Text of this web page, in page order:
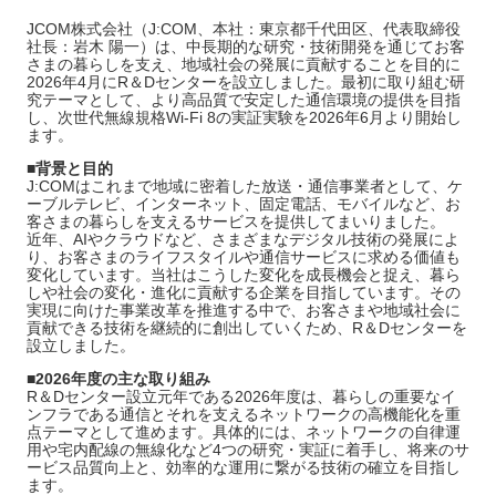
JCOM株式会社（J:COM、本社：東京都千代田区、代表取締役
社長：岩木 陽一）は、中長期的な研究・技術開発を通じてお客
さまの暮らしを支え、地域社会の発展に貢献することを目的に
2026年4月にR＆Dセンターを設立しました。最初に取り組む研
究テーマとして、より高品質で安定した通信環境の提供を目指
し、次世代無線規格Wi-Fi 8の実証実験を2026年6月より開始し
ます。
■背景と目的
J:COMはこれまで地域に密着した放送・通信事業者として、ケ
ーブルテレビ、インターネット、固定電話、モバイルなど、お
客さまの暮らしを支えるサービスを提供してまいりました。
近年、AIやクラウドなど、さまざまなデジタル技術の発展によ
り、お客さまのライフスタイルや通信サービスに求める価値も
変化しています。当社はこうした変化を成長機会と捉え、暮ら
しや社会の変化・進化に貢献する企業を目指しています。その
実現に向けた事業改革を推進する中で、お客さまや地域社会に
貢献できる技術を継続的に創出していくため、R＆Dセンターを
設立しました。
■2026年度の主な取り組み
R＆Dセンター設立元年である2026年度は、暮らしの重要なイ
ンフラである通信とそれを支えるネットワークの高機能化を重
点テーマとして進めます。具体的には、ネットワークの自律運
用や宅内配線の無線化など4つの研究・実証に着手し、将来のサ
ービス品質向上と、効率的な運用に繋がる技術の確立を目指し
ます。